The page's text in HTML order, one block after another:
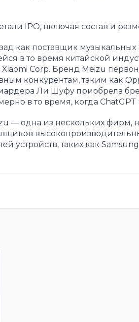
IPO, включая состав и
как поставщик
в то время китайской
Corp. Бренд Meizu
конкурентам, таким как
Ли Шуфу приобрела
в то время, когда
— одна из нескольких фирм,
устройств, таких как